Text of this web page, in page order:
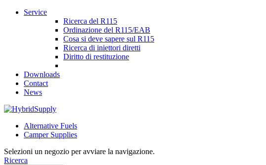
Service
Ricerca del R115
Ordinazione del R115/EAB
Cosa si deve sapere sul R115
Ricerca di iniettori diretti
Diritto di restituzione
Downloads
Contact
News
Alternative Fuels
Camper Supplies
Selezioni un negozio per avviare la navigazione.
Ricerca